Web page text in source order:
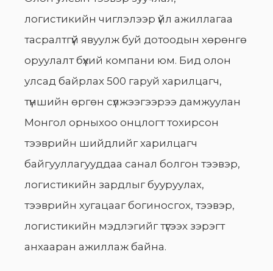
логистикийн чиглэлээр үйл ажиллагаа
тасралтгүй явуулж буй дотоодын хөрөнгө
оруулалт бүхий компани юм. Бид олон
улсад байрлах 500 гаруй харилцагч,
түншийн өргөн сүлжээгээрээ дамжуулан
Монгол орныхоо онцлогт тохирсон
тээврийн шийдлийг харилцагч
байгууллагууддаа санал болгон тээвэр,
логистикийн зардлыг бууруулах,
тээврийн хугацааг богиносгох, тээвэр,
логистикийн мэдлэгийг түгээх зэрэгт
анхааран ажиллаж байна.